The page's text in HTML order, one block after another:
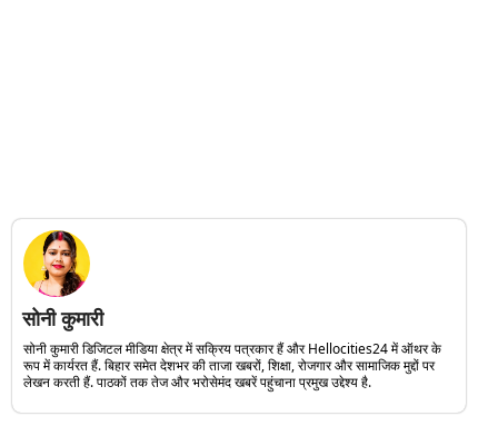
सोनी कुमारी
सोनी कुमारी डिजिटल मीडिया क्षेत्र में सक्रिय पत्रकार हैं और Hellocities24 में ऑथर के
रूप में कार्यरत हैं. बिहार समेत देशभर की ताजा खबरों, शिक्षा, रोजगार और सामाजिक मुद्दों पर
लेखन करती हैं. पाठकों तक तेज और भरोसेमंद खबरें पहुंचाना प्रमुख उद्देश्य है.